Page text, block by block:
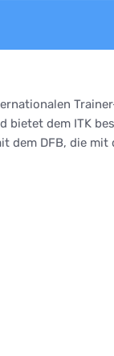
dem ITK
DFB, die mit